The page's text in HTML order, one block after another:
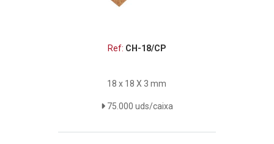
Ref: CH-18/CP
18 x 18 X 3 mm
75.000 uds/caixa